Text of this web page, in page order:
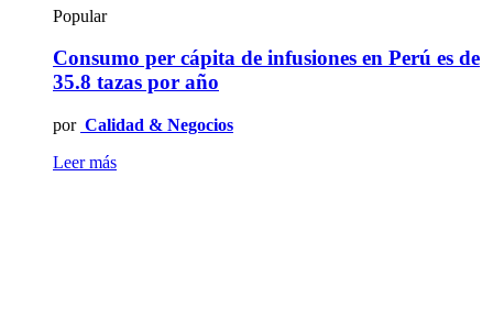
Popular
Consumo per cápita de infusiones en Perú es de
35.8 tazas por año
por Calidad & Negocios
Leer más